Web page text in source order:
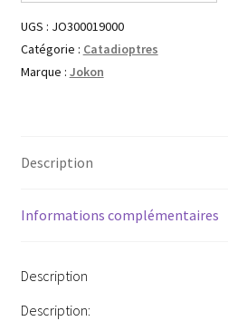
UGS : JO300019000
Catégorie : Catadioptres
Marque : Jokon
Description
Informations complémentaires
Description
Description: